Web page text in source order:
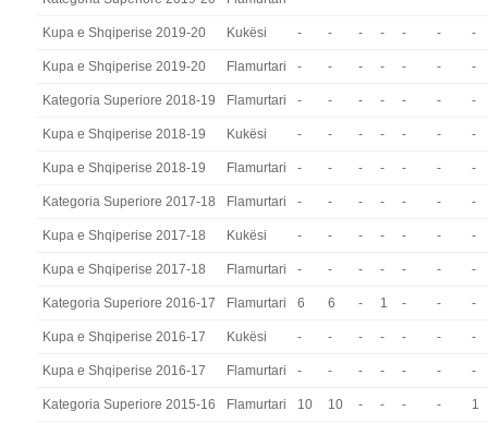
Kupa e Shqiperise 2019-20 Kukësi - - - - - - -
Kupa e Shqiperise 2019-20 Flamurtari - - - - - - -
Kategoria Superiore 2018-19 Flamurtari - - - - - - -
Kupa e Shqiperise 2018-19 Kukësi - - - - - - -
Kupa e Shqiperise 2018-19 Flamurtari - - - - - - -
Kategoria Superiore 2017-18 Flamurtari - - - - - - -
Kupa e Shqiperise 2017-18 Kukësi - - - - - - -
Kupa e Shqiperise 2017-18 Flamurtari - - - - - - -
Kategoria Superiore 2016-17 Flamurtari 6 6 - 1 - - -
Kupa e Shqiperise 2016-17 Kukësi - - - - - - -
Kupa e Shqiperise 2016-17 Flamurtari - - - - - - -
Kategoria Superiore 2015-16 Flamurtari 10 10 - - - - 1